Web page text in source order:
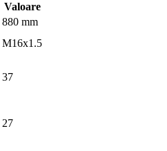
Valoare
880 mm
M16x1.5
37
27